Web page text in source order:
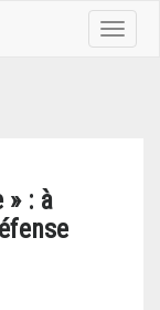
Toggle
» : à